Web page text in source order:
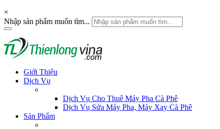
×
Nhập sản phẩm muốn tìm...
Giới Thiệu
Dịch Vụ
Dịch Vụ Cho Thuê Máy Pha Cà Phê
Dịch Vụ Sửa Máy Pha, Máy Xay Cà Phê
Sản Phẩm